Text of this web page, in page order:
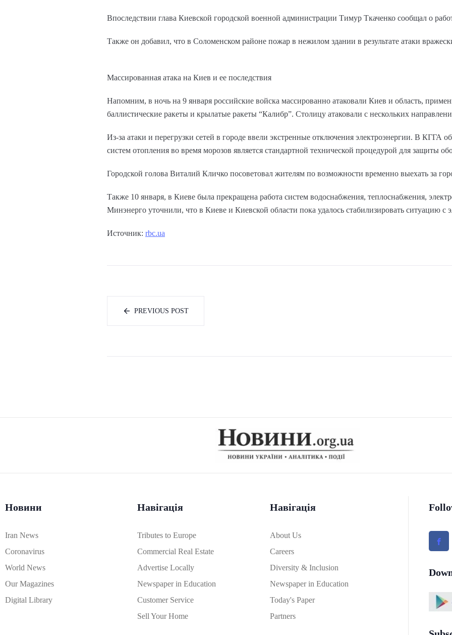
Впоследствии глава Киевской городской военной администрации Тимур Ткаченко сообщал о
Также он добавил, что в Соломенском районе пожар в нежилом здании в результате атаки
Массированная атака на Киев и ее последствия
Напомним, в ночь на 9 января российские войска массированно атаковали Киев и область,
баллистические ракеты и крылатые ракеты “Калибр”. Столицу атаковали с нескольких
Из-за атаки и перегрузки сетей в городе ввели экстренные отключения электроэнергии. В КГГА
систем отопления во время морозов является стандартной технической процедурой для защиты
Городской голова Виталий Кличко посоветовал жителям по возможности временно выехать за
Также 10 января, в Киеве была прекращена работа систем водоснабжения, теплоснабжения,
Минэнерго уточнили, что в Киеве и Киевской области пока удалось стабилизировать ситуацию с
Источник: rbc.ua
PREVIOUS POST
Новини
Iran News
Coronavirus
World News
Our Magazines
Digital Library
Навігація
Tributes to Europe
Commercial Real Estate
Advertise Locally
Newspaper in Education
Customer Service
Sell Your Home
Навігація
About Us
Careers
Diversity & Inclusion
Newspaper in Education
Today's Paper
Partners